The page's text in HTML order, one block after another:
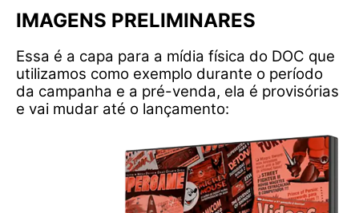
IMAGENS PRELIMINARES
Essa é a capa para a mídia física do DOC que
utilizamos como exemplo durante o período
da campanha e a pré-venda, ela é provisórias
e vai mudar até o lançamento: